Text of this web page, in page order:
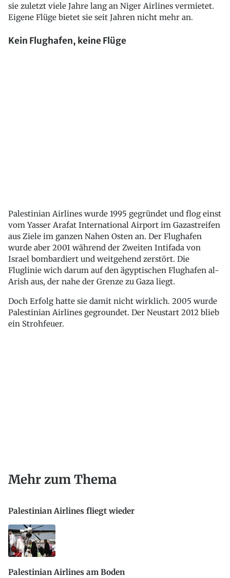
sie zuletzt viele Jahre lang an Niger Airlines vermietet.
Eigene Flüge bietet sie seit Jahren nicht mehr an.
Kein Flughafen, keine Flüge
Palestinian Airlines wurde 1995 gegründet und flog einst
vom Yasser Arafat International Airport im Gazastreifen
aus Ziele im ganzen Nahen Osten an. Der Flughafen
wurde aber 2001 während der Zweiten Intifada von
Israel bombardiert und weitgehend zerstört. Die
Fluglinie wich darum auf den ägyptischen Flughafen al-
Arish aus, der nahe der Grenze zu Gaza liegt.
Doch Erfolg hatte sie damit nicht wirklich. 2005 wurde
Palestinian Airlines gegroundet. Der Neustart 2012 blieb
ein Strohfeuer.
Mehr zum Thema
Palestinian Airlines fliegt wieder
Palestinian Airlines am Boden